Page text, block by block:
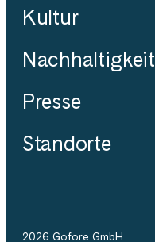
Kultur
Nachhaltigkeit
Presse
Standorte
2026 Gofore GmbH